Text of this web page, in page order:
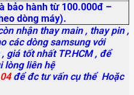
bảo hành từ 100.000đ –
dòng máy).
nhận thay main, thay pin ,
các dòng samsung với
giá tốt nhất TP.HCM , để
lòng liên hệ
để đc tư vấn cụ thể Hoặc